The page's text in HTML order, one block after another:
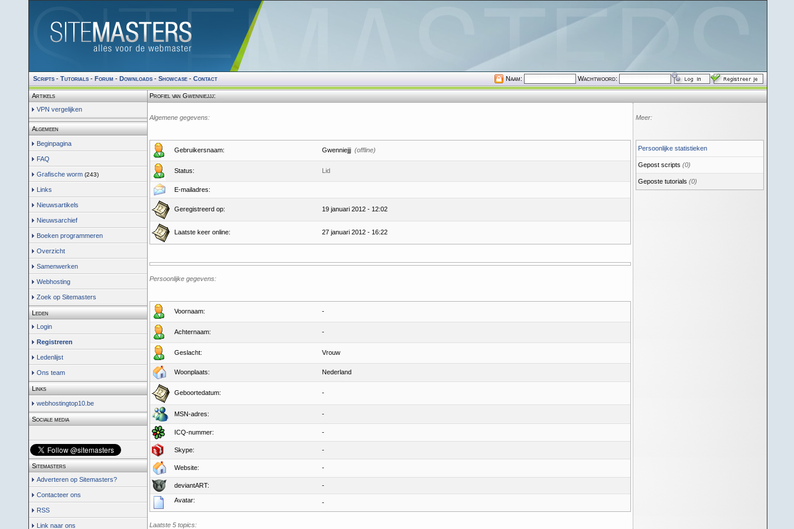
Scripts- Tutorials- Forum- Downloads- Showcase- Contact Naam: Wachtwoord:
Artikels
VPN vergelijken
Algemeen
Beginpagina
FAQ
Grafische worm (243)
Links
Nieuwsartikels
Nieuwsarchief
Boeken programmeren
Overzicht
Samenwerken
Webhosting
Zoek op Sitemasters
Leden
Login
Registreren
Ledenlijst
Ons team
Links
webhostingtop10.be
Sociale media
Sitemasters
Adverteren op Sitemasters?
Contacteer ons
RSS
Link naar ons
Profiel van Gwenniejjj:
Algemene gegevens:
Gebruikersnaam: Gwenniejjj (offline)
Status: Lid
E-mailadres:
Geregistreerd op: 19 januari 2012 - 12:02
Laatste keer online: 27 januari 2012 - 16:22
Persoonlijke gegevens:
Voornaam: -
Achternaam: -
Geslacht: Vrouw
Woonplaats: Nederland
Geboortedatum: -
MSN-adres: -
ICQ-nummer: -
Skype: -
Website: -
deviantART: -
Avatar: -
Laatste 5 topics:
Meer:
Persoonlijke statistieken
Gepost scripts (0)
Geposte tutorials (0)